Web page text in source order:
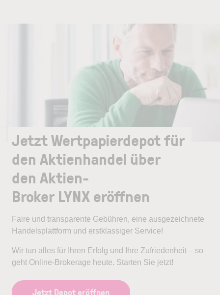
Jetzt Wertpapierdepot für
den Aktienhandel über
den Aktien-
Broker LYNX eröffnen
Faire und transparente Gebühren, eine ausgezeichnete
Handelsplattform und erstklassiger Service!
Wir tun alles für Ihren Erfolg und Ihre Zufriedenheit – so
geht Online-Brokerage heute. Starten Sie jetzt!
Jetzt Depot eröffnen